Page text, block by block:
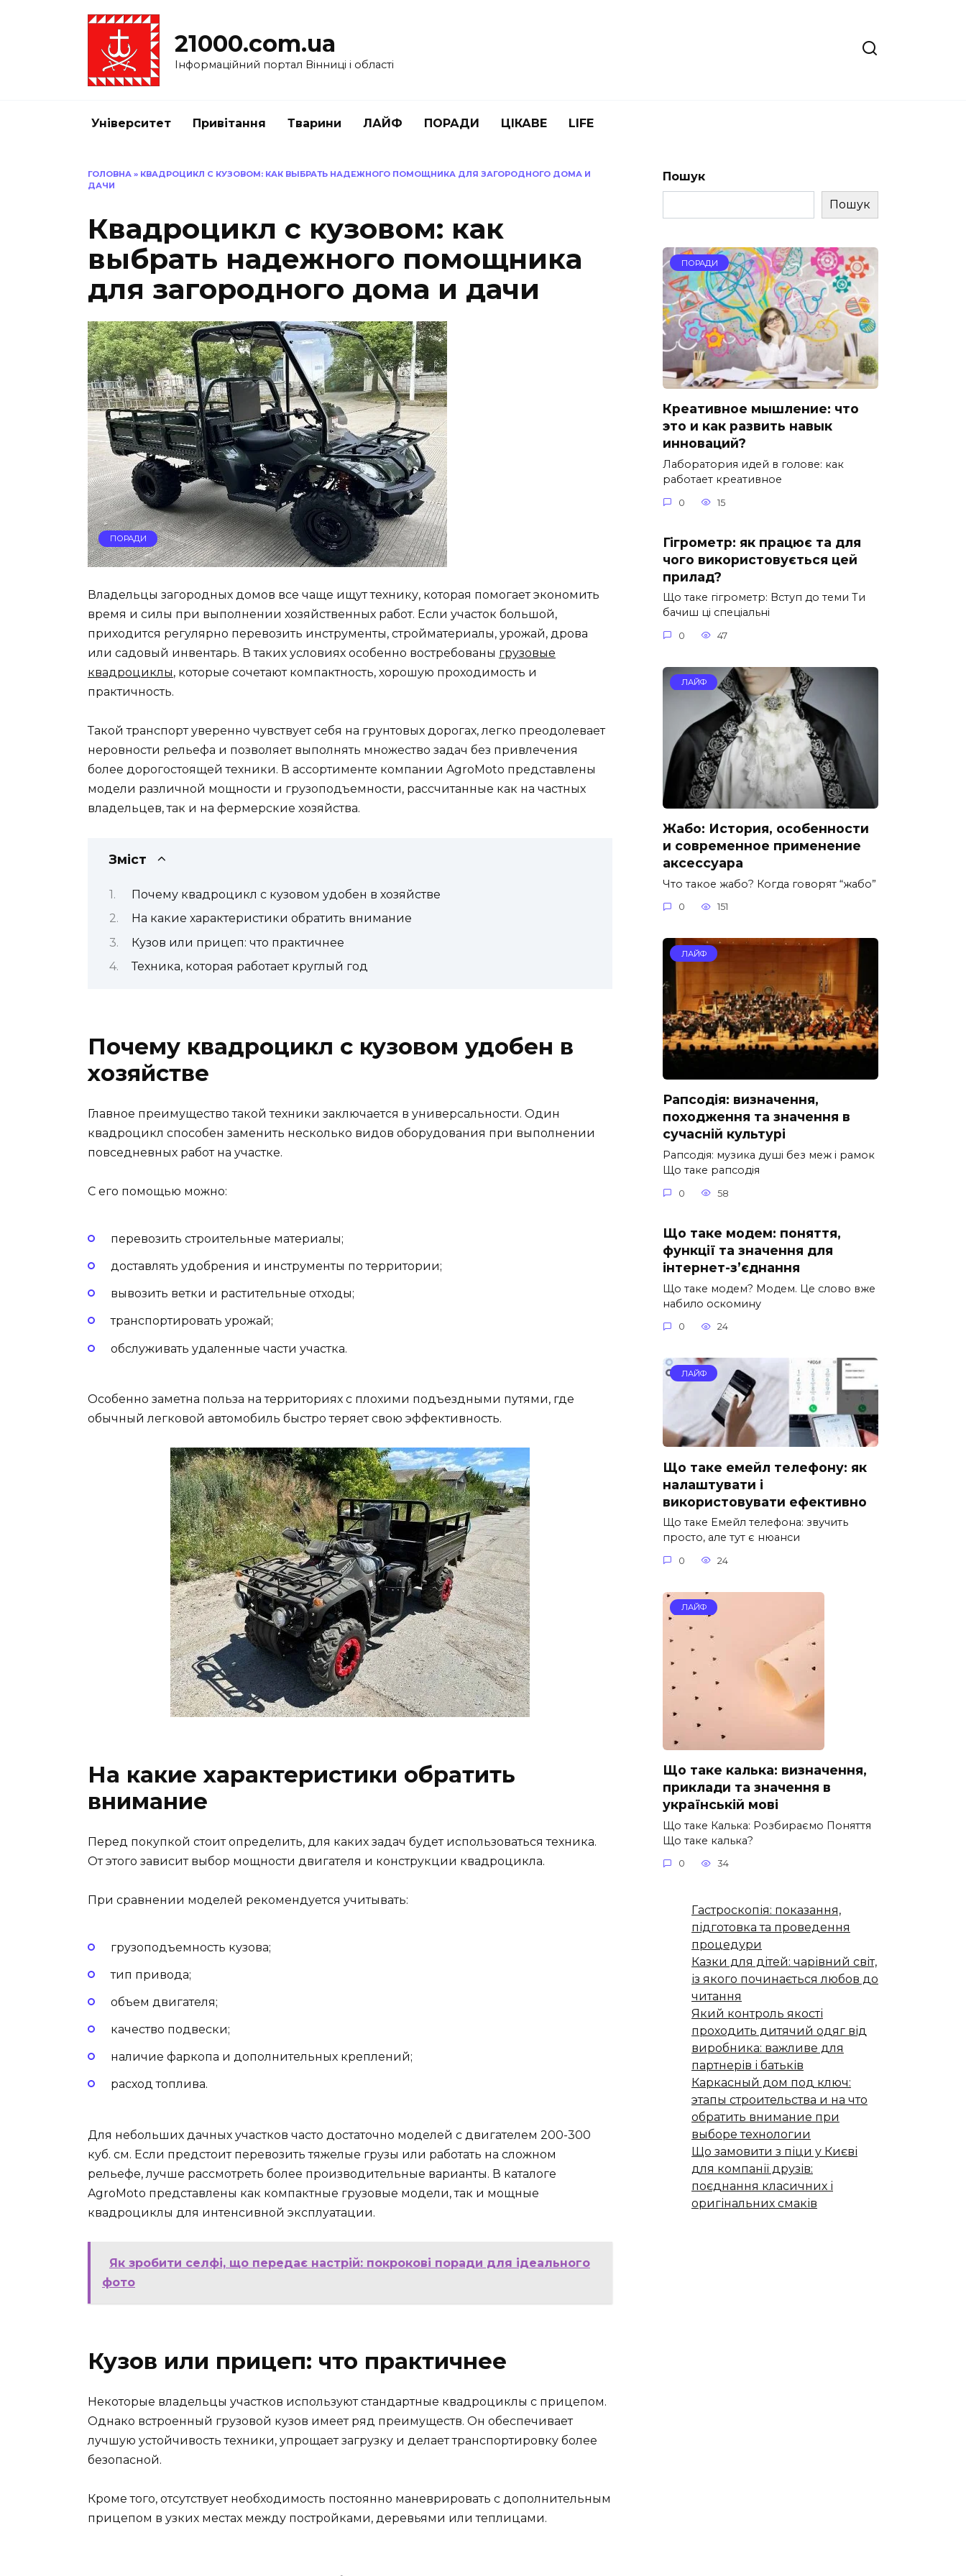
21000.com.ua
Інформаційний портал Вінниці і області
Університет Привітання Тварини ЛАЙФ ПОРАДИ ЦІКАВЕ LIFE
ГОЛОВНА » КВАДРОЦИКЛ С КУЗОВОМ: КАК ВЫБРАТЬ НАДЕЖНОГО ПОМОЩНИКА ДЛЯ ЗАГОРОДНОГО ДОМА И
ДАЧИ
Квадроцикл с кузовом: как
выбрать надежного помощника
для загородного дома и дачи
ПОРАДИ
Владельцы загородных домов все чаще ищут технику, которая помогает экономить
время и силы при выполнении хозяйственных работ. Если участок большой,
приходится регулярно перевозить инструменты, стройматериалы, урожай, дрова
или садовый инвентарь. В таких условиях особенно востребованы грузовые
квадроциклы, которые сочетают компактность, хорошую проходимость и
практичность.
Такой транспорт уверенно чувствует себя на грунтовых дорогах, легко преодолевает
неровности рельефа и позволяет выполнять множество задач без привлечения
более дорогостоящей техники. В ассортименте компании AgroMoto представлены
модели различной мощности и грузоподъемности, рассчитанные как на частных
владельцев, так и на фермерские хозяйства.
Зміст
Почему квадроцикл с кузовом удобен в хозяйстве
На какие характеристики обратить внимание
Кузов или прицеп: что практичнее
Техника, которая работает круглый год
Почему квадроцикл с кузовом удобен в
хозяйстве
Главное преимущество такой техники заключается в универсальности. Один
квадроцикл способен заменить несколько видов оборудования при выполнении
повседневных работ на участке.
С его помощью можно:
перевозить строительные материалы;
доставлять удобрения и инструменты по территории;
вывозить ветки и растительные отходы;
транспортировать урожай;
обслуживать удаленные части участка.
Особенно заметна польза на территориях с плохими подъездными путями, где
обычный легковой автомобиль быстро теряет свою эффективность.
На какие характеристики обратить
внимание
Перед покупкой стоит определить, для каких задач будет использоваться техника.
От этого зависит выбор мощности двигателя и конструкции квадроцикла.
При сравнении моделей рекомендуется учитывать:
грузоподъемность кузова;
тип привода;
объем двигателя;
качество подвески;
наличие фаркопа и дополнительных креплений;
расход топлива.
Для небольших дачных участков часто достаточно моделей с двигателем 200-300
куб. см. Если предстоит перевозить тяжелые грузы или работать на сложном
рельефе, лучше рассмотреть более производительные варианты. В каталоге
AgroMoto представлены как компактные грузовые модели, так и мощные
квадроциклы для интенсивной эксплуатации.
Як зробити селфі, що передає настрій: покрокові поради для ідеального
фото
Кузов или прицеп: что практичнее
Некоторые владельцы участков используют стандартные квадроциклы с прицепом.
Однако встроенный грузовой кузов имеет ряд преимуществ. Он обеспечивает
лучшую устойчивость техники, упрощает загрузку и делает транспортировку более
безопасной.
Кроме того, отсутствует необходимость постоянно маневрировать с дополнительным
прицепом в узких местах между постройками, деревьями или теплицами.
Пошук
Пошук
ПОРАДИ
Креативное мышление: что
это и как развить навык
инноваций?
Лаборатория идей в голове: как
работает креативное
0 15
Гігрометр: як працює та для
чого використовується цей
прилад?
Що таке гігрометр: Вступ до теми Ти
бачиш ці спеціальні
0 47
ЛАЙФ
Жабо: История, особенности
и современное применение
аксессуара
Что такое жабо? Когда говорят “жабо”
0 151
ЛАЙФ
Рапсодія: визначення,
походження та значення в
сучасній культурі
Рапсодія: музика душі без меж і рамок
Що таке рапсодія
0 58
Що таке модем: поняття,
функції та значення для
інтернет-з’єднання
Що таке модем? Модем. Це слово вже
набило оскомину
0 24
ЛАЙФ
Що таке емейл телефону: як
налаштувати і
використовувати ефективно
Що таке Емейл телефона: звучить
просто, але тут є нюанси
0 24
ЛАЙФ
Що таке калька: визначення,
приклади та значення в
українській мові
Що таке Калька: Розбираємо Поняття
Що таке калька?
0 34
Гастроскопія: показання,
підготовка та проведення
процедури
Казки для дітей: чарівний світ,
із якого починається любов до
читання
Який контроль якості
проходить дитячий одяг від
виробника: важливе для
партнерів і батьків
Каркасный дом под ключ:
этапы строительства и на что
обратить внимание при
выборе технологии
Що замовити з піци у Києві
для компанії друзів:
поєднання класичних і
оригінальних смаків